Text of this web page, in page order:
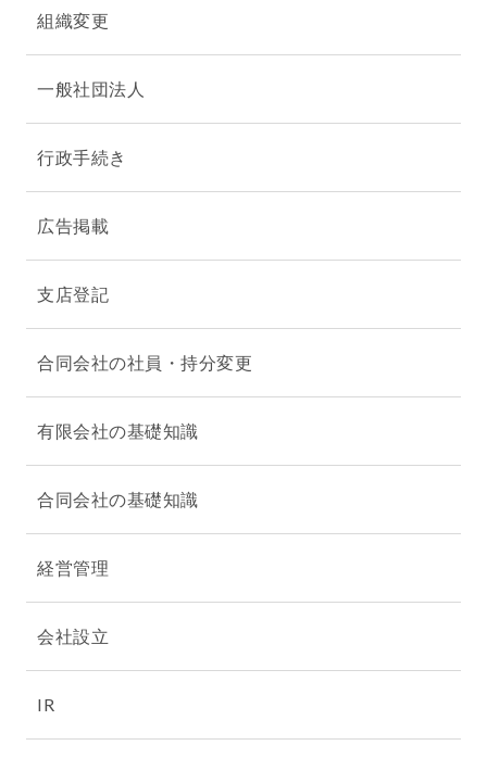
組織変更
一般社団法人
行政手続き
広告掲載
支店登記
合同会社の社員・持分変更
有限会社の基礎知識
合同会社の基礎知識
経営管理
会社設立
IR